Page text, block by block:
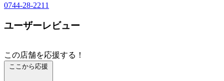
0744-28-2211
ユーザーレビュー
この店舗を応援する！
ここから応援